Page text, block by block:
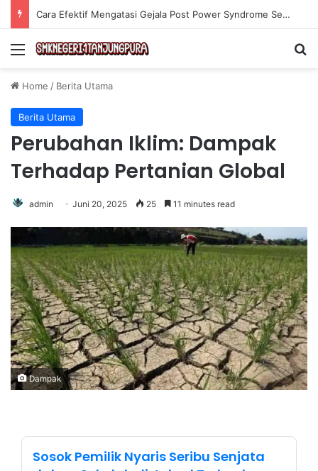
Olahraga Tanpa Alat untuk Menjaga Kebugaran Tubuh secara Efektif di Rumah
Menu
Home / Berita Utama
Berita Utama
Perubahan Iklim: Dampak
Terhadap Pertanian Global
admin Juni 20, 2025 25 11 minutes read
Dampak
Sosok Pemilik Nyaris Seribu Senjata